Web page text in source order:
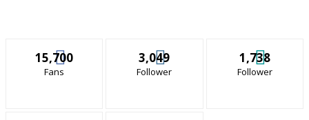
15,700
Fans
3,049
Follower
1,738
Follower